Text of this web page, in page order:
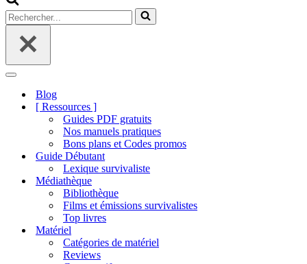
Rechercher...
Menu
navigation
Blog
[ Ressources ]
Guides PDF gratuits
Nos manuels pratiques
Bons plans et Codes promos
Guide Débutant
Lexique survivaliste
Médiathèque
Bibliothèque
Films et émissions survivalistes
Top livres
Matériel
Catégories de matériel
Reviews